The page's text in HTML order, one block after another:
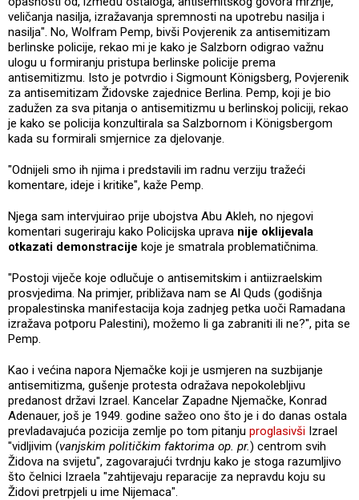
veličanja nasilja, izražavanja spremnosti na upotrebu nasilja i
nasilja". No, Wolfram Pemp, bivši Povjerenik za antisemitizam
berlinske policije, rekao mi je kako je Salzborn odigrao važnu
ulogu u formiranju pristupa berlinske policije prema
antisemitizmu. Isto je potvrdio i Sigmount Königsberg, Povjerenik
za antisemitizam Židovske zajednice Berlina. Pemp, koji je bio
zadužen za sva pitanja o antisemitizmu u berlinskoj policiji, rekao
je kako se policija konzultirala sa Salzbornom i Königsbergom
kada su formirali smjernice za djelovanje.
"Odnijeli smo ih njima i predstavili im radnu verziju tražeći
komentare, ideje i kritike", kaže Pemp.
Njega sam intervjuirao prije ubojstva Abu Akleh, no njegovi
komentari sugeriraju kako Policijska uprava nije oklijevala
otkazati demonstracije koje je smatrala problematičnima.
"Postoji viječe koje odlučuje o antisemitskim i antiizraelskim
prosvjedima. Na primjer, približava nam se Al Quds (godišnja
propalestinska manifestacija koja zadnjeg petka uoči Ramadana
izražava potporu Palestini), možemo li ga zabraniti ili ne?", pita se
Pemp.
Kao i većina napora Njemačke koji je usmjeren na suzbijanje
antisemitizma, gušenje protesta odražava nepokolebljivu
predanost državi Izrael. Kancelar Zapadne Njemačke, Konrad
Adenauer, još je 1949. godine sažeo ono što je i do danas ostala
prevladavajuća pozicija zemlje po tom pitanju proglasivši Izrael
"vidljivim (vanjskim političkim faktorima op. pr.) centrom svih
Židova na svijetu", zagovarajući tvrdnju kako je stoga razumljivo
što čelnici Izraela "zahtijevaju reparacije za nepravdu koju su
Židovi pretrpjeli u ime Nijemaca".